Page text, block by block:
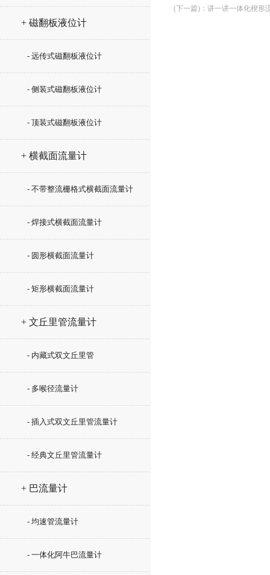
+ 磁翻板液位计
- 远传式磁翻板液位计
- 侧装式磁翻板液位计
- 顶装式磁翻板液位计
+ 横截面流量计
- 不带整流栅格式横截面流量计
- 焊接式横截面流量计
- 圆形横截面流量计
- 矩形横截面流量计
+ 文丘里管流量计
- 内藏式双文丘里管
- 多喉径流量计
- 插入式双文丘里管流量计
- 经典文丘里管流量计
+ 巴流量计
- 均速管流量计
- 一体化阿牛巴流量计
(下一篇) ： 讲一讲一体化楔形